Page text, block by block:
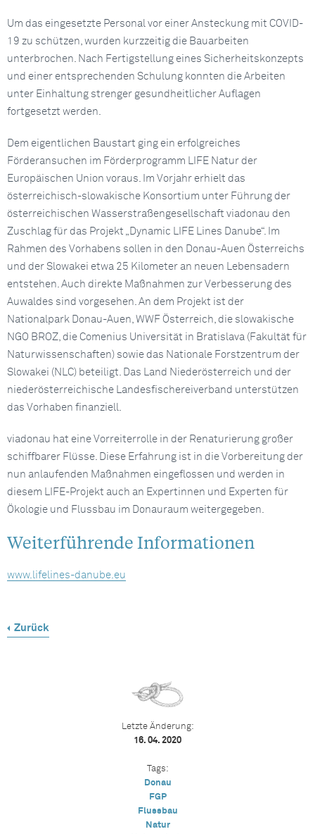
Um das eingesetzte Personal vor einer Ansteckung mit COVID-
19 zu schützen, wurden kurzzeitig die Bauarbeiten
unterbrochen. Nach Fertigstellung eines Sicherheitskonzepts
und einer entsprechenden Schulung konnten die Arbeiten
unter Einhaltung strenger gesundheitlicher Auflagen
fortgesetzt werden.
Dem eigentlichen Baustart ging ein erfolgreiches
Förderansuchen im Förderprogramm LIFE Natur der
Europäischen Union voraus. Im Vorjahr erhielt das
österreichisch-slowakische Konsortium unter Führung der
österreichischen Wasserstraßengesellschaft viadonau den
Zuschlag für das Projekt „Dynamic LIFE Lines Danube“. Im
Rahmen des Vorhabens sollen in den Donau-Auen Österreichs
und der Slowakei etwa 25 Kilometer an neuen Lebensadern
entstehen. Auch direkte Maßnahmen zur Verbesserung des
Auwaldes sind vorgesehen. An dem Projekt ist der
Nationalpark Donau-Auen, WWF Österreich, die slowakische
NGO BROZ, die Comenius Universität in Bratislava (Fakultät für
Naturwissenschaften) sowie das Nationale Forstzentrum der
Slowakei (NLC) beteiligt. Das Land Niederösterreich und der
niederösterreichische Landesfischereiverband unterstützen
das Vorhaben finanziell.
viadonau hat eine Vorreiterrolle in der Renaturierung großer
schiffbarer Flüsse. Diese Erfahrung ist in die Vorbereitung der
nun anlaufenden Maßnahmen eingeflossen und werden in
diesem LIFE-Projekt auch an Expertinnen und Experten für
Ökologie und Flussbau im Donauraum weitergegeben.
Weiterführende Informationen
www.lifelines-danube.eu
Zurück
Letzte Änderung:
16. 04. 2020
Tags:
Donau
FGP
Flussbau
Natur